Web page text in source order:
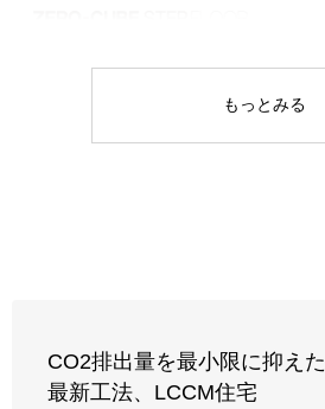
もっとみる
CO2排出量を最小限に抑えた
最新工法、 LCCM住宅